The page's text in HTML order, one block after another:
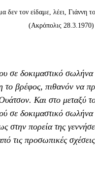
δεν τον είδαμε, λέει, Γιάννη
(Ακρόπολις 28.3.1970)
σε δοκιμαστικό
βρέφος, πιθανόν να
Και στο μεταξύ
σε δοκιμαστικό
στην πορεία της
τις προσωπικές